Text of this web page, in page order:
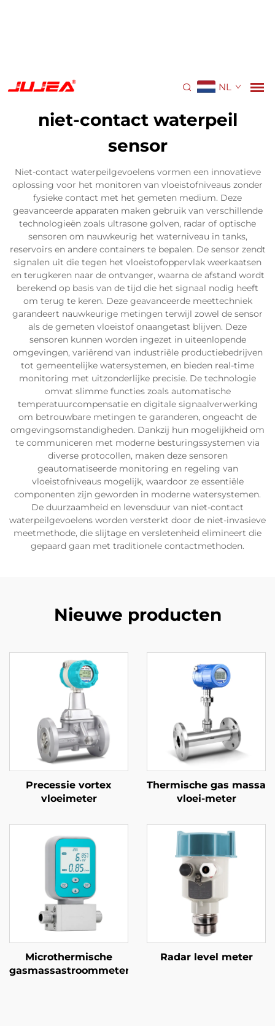
NL
niet-contact waterpeil
sensor
Niet-contact waterpeilgevoelens vormen een innovatieve
oplossing voor het monitoren van vloeistofniveaus zonder
fysieke contact met het gemeten medium. Deze
geavanceerde apparaten maken gebruik van verschillende
technologieën zoals ultrasone golven, radar of optische
sensoren om nauwkeurig het waterniveau in tanks,
reservoirs en andere containers te bepalen. De sensor zendt
signalen uit die tegen het vloeistofoppervlak weerkaatsen
en terugkeren naar de ontvanger, waarna de afstand wordt
berekend op basis van de tijd die het signaal nodig heeft
om terug te keren. Deze geavanceerde meettechniek
garandeert nauwkeurige metingen terwijl zowel de sensor
als de gemeten vloeistof onaangetast blijven. Deze
sensoren kunnen worden ingezet in uiteenlopende
omgevingen, variërend van industriële productiebedrijven
tot gemeentelijke watersystemen, en bieden real-time
monitoring met uitzonderlijke precisie. De technologie
omvat slimme functies zoals automatische
temperatuurcompensatie en digitale signaalverwerking
om betrouwbare metingen te garanderen, ongeacht de
omgevingsomstandigheden. Dankzij hun mogelijkheid om
te communiceren met moderne besturingssystemen via
diverse protocollen, maken deze sensoren
geautomatiseerde monitoring en regeling van
vloeistofniveaus mogelijk, waardoor ze essentiële
componenten zijn geworden in moderne watersystemen.
De duurzaamheid en levensduur van niet-contact
waterpeilgevoelens worden versterkt door de niet-invasieve
meetmethode, die slijtage en versletenheid elimineert die
gepaard gaan met traditionele contactmethoden.
Nieuwe producten
Precessie vortex
vloeimeter
Thermische gas massa
vloei-meter
Microthermische
gasmassastroommeter
Radar level meter